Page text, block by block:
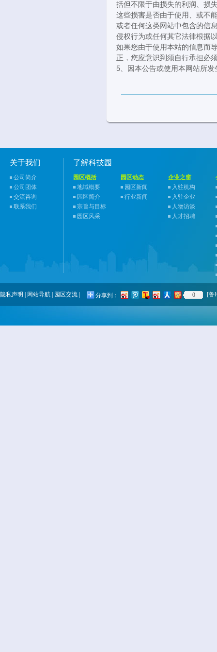
括但不限于由损失的利润、损
这些损害是否由于使用、或不
或者任何这类网站中包含的信
侵权行为或任何其它法律根据
如果您由于使用本站的信息而
正，您应意识到须自行承担必
5、因本公告或使用本网站所
关于我们
公司简介
公司团体
交流咨询
联系我们
了解科技园
园区概括
地域概要
园区简介
宗旨与目标
园区风采
园区动态
园区新闻
行业新闻
企业之窗
入驻机构
入驻企业
人物访谈
人才招聘
隐私声明 网站导航 园区交流 分享到： 0 [鲁